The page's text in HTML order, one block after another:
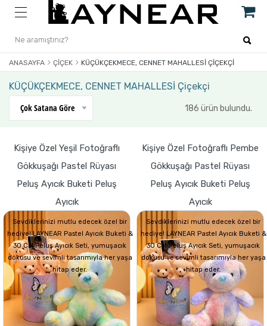
ANASAYFA ÇIÇEK KÜÇÜKÇEKMECE, CENNET MAHALLESİ ÇIÇEKÇI
KÜÇÜKÇEKMECE, CENNET MAHALLESİ Çiçekçi
Çok Satana Göre
186 ürün bulundu.
Kişiye Özel Yeşil Fotoğraflı
Gökkuşağı Pastel Rüyası
Peluş Ayıcık Buketi Peluş
Ayıcık
Sevdiklerinizi mutlu edecek özel bir
hediye! LAYNEAR Pastel Ayıcık Buketi &
30 CM Peluş Ayıcık Seti, yumuşacık
dokusu ve sevimli tasarımıyla her yaşa
hitap eder.
Kişiye Özel Fotoğraflı Pembe
Gökkuşağı Pastel Rüyası
Peluş Ayıcık Buketi Peluş
Ayıcık
Sevdiklerinizi mutlu edecek özel bir
hediye! LAYNEAR Pastel Ayıcık Buketi &
30 CM Peluş Ayıcık Seti, yumuşacık
dokusu ve sevimli tasarımıyla her yaşa
hitap eder.